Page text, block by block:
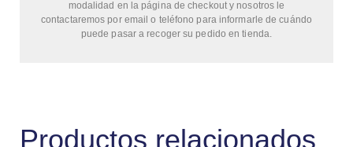
modalidad en la página de checkout y nosotros le
contactaremos por email o teléfono para informarle de cuándo
puede pasar a recoger su pedido en tienda.
Productos relacionados